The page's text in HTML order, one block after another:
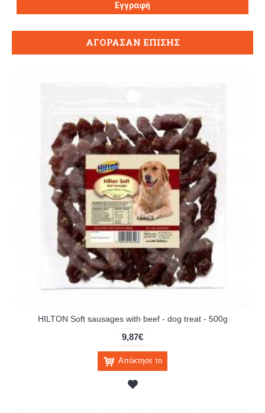
Εγγραφή
ΑΓΌΡΑΣΑΝ ΕΠΊΣΗΣ
HILTON Soft sausages with beef - dog treat - 500g
9,87€
Απόκτησε το